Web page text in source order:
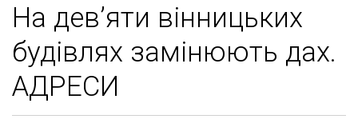
На дев’яти вінницьких
будівлях замінюють дах.
АДРЕСИ